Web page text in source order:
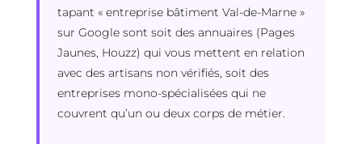
tapant « entreprise bâtiment Val-de-Marne »
sur Google sont soit des annuaires (Pages
Jaunes, Houzz) qui vous mettent en relation
avec des artisans non vérifiés, soit des
entreprises mono-spécialisées qui ne
couvrent qu’un ou deux corps de métier.